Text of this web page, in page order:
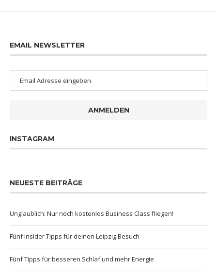
EMAIL NEWSLETTER
ANMELDEN
INSTAGRAM
NEUESTE BEITRÄGE
Unglaublich: Nur noch kostenlos Business Class fliegen!
Fünf Insider Tipps für deinen Leipzig Besuch
Fünf Tipps für besseren Schlaf und mehr Energie